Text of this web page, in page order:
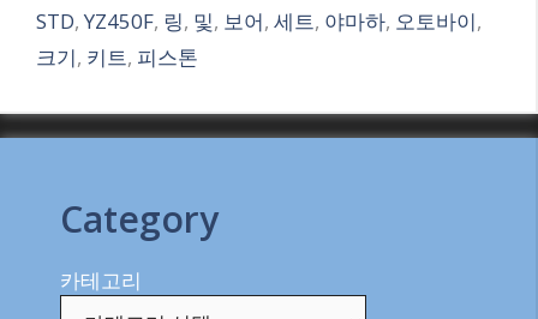
STD, YZ450F, 링, 및, 보어, 세트, 야마하, 오토바이,
크기, 키트, 피스톤
Category
카테고리